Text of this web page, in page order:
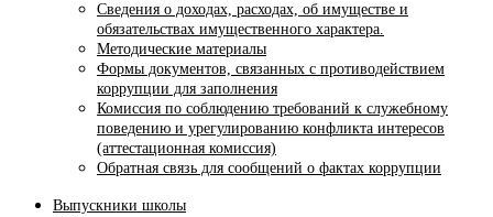
Сведения о доходах, расходах, об имуществе и
обязательствах имущественного характера.
Методические материалы
Формы документов, связанных с противодействием
коррупции для заполнения
Комиссия по соблюдению требований к служебному
поведению и урегулированию конфликта интересов
(аттестационная комиссия)
Обратная связь для сообщений о фактах коррупции
Выпускники школы